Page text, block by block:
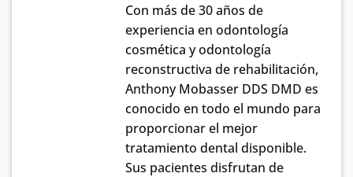
Con más de 30 años de
experiencia en odontología
cosmética y odontología
reconstructiva de rehabilitación,
Anthony Mobasser DDS DMD es
conocido en todo el mundo para
proporcionar el mejor
tratamiento dental disponible.
Sus pacientes disfrutan de